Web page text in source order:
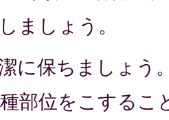
ましょう。
に保ちましょう
部位をこするこ